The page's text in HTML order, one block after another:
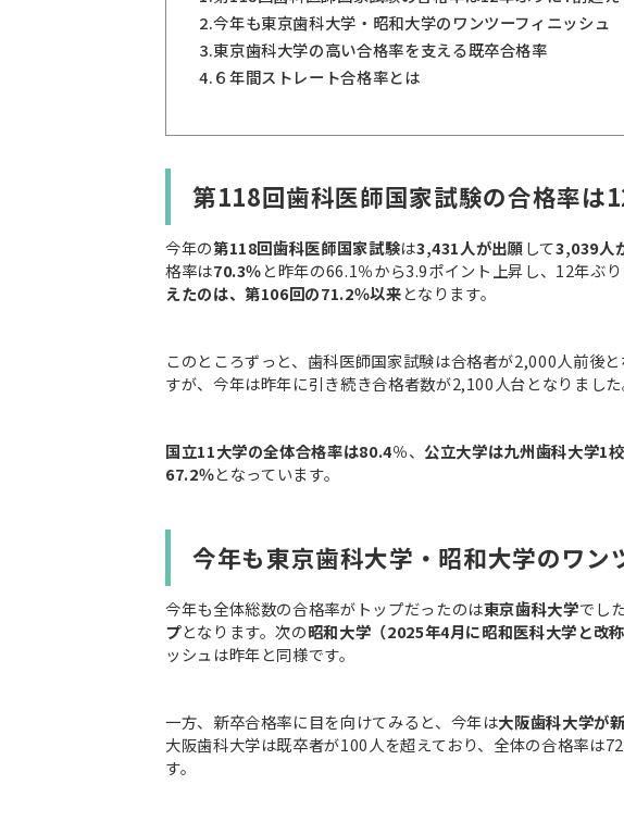
2.今年も東京歯科大学・昭和大学のワンツーフィニッシュ
3.東京歯科大学の高い合格率を支える既卒合格率
4.６年間ストレート合格率とは
第118回歯科医師国家試験の合格率は
今年の第118回歯科医師国家試験は3,431人が出願して3,039人
格率は70.3％と昨年の66.1％から3.9ポイント上昇し、12年ぶり
えたのは、第106回の71.2％以来となります。
このところずっと、歯科医師国家試験は合格者が2,000人前後
すが、今年は昨年に引き続き合格者数が2,100人台となりました
国立11大学の全体合格率は80.4％、 公立大学は九州歯科大学1
67.2％となっています。
今年も東京歯科大学・昭和大学のワン
今年も全体総数の合格率がトップだったのは東京歯科大学でし
プとなります。次の昭和大学（2025年4月に昭和医科大学と改
ッシュは昨年と同様です。
一方、新卒合格率に目を向けてみると、今年は大阪歯科大学が
大阪歯科大学は既卒者が100人を超えており、全体の合格率は
す。